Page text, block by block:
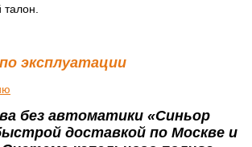
эксплуатации
без автоматики «Синьор
доставкой по Москве и